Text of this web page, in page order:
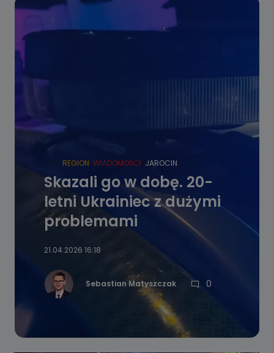
REGION WIADOMOŚCI JAROCIN
Skazali go w dobę. 20-
letni Ukrainiec z dużymi
problemami
21.04.2026 16:18
Sebastian Matyszczak 0